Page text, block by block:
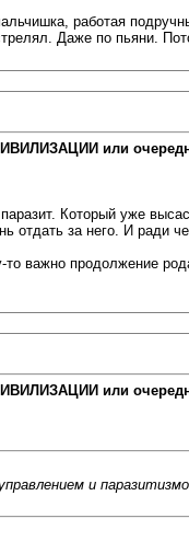
работая
Даже по пьяни.
или
Который уже
отдать за него. И ради
важно продолжение
или
и